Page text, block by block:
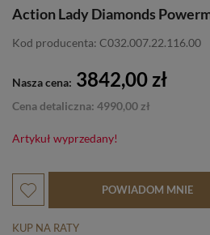
Action Lady Diamonds
Kod producenta: C032.007.22.116.00
Nasza cena: 3842,00 zł
Cena detaliczna: 4990,00 zł
Artykuł wyprzedany!
POWIADOM MNIE
KUP NA RATY